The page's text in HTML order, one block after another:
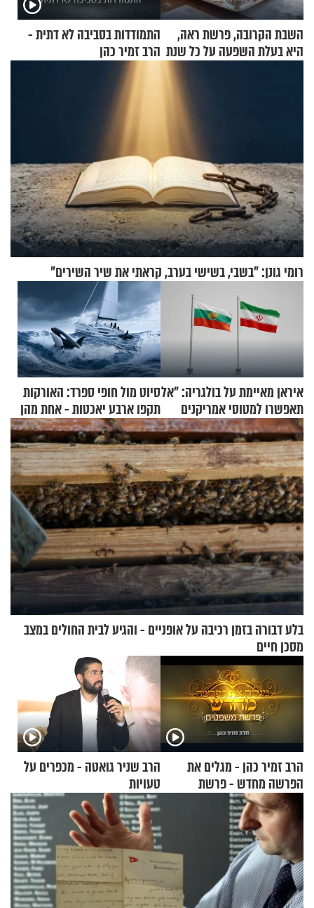
השבת הקרובה, פרשת ראה,
היא בעלת השפעה על כל שנת
התמודדות בסביבה לא דתית -
הרב זמיר כהן
רומי גונן: "בשבי, בשישי בערב, קראתי את שיר השירים"
איראן מאיימת על בולגריה: "אל
תאפשרו למטוסי אמריקנים
להמריא מהשטח שלכם"
סיוט מול חופי ספרד: האורקות
תקפו ארבע יאכטות - אחת מהן
טבעה
בלע דבורה בזמן רכיבה על אופניים - והגיע לבית החולים במצב
מסכן חיים
הרב זמיר כהן - מגלים את
הפרשה מחדש - פרשת
משפטים
הרב שניר גואטה - מכפרים על
טעויות